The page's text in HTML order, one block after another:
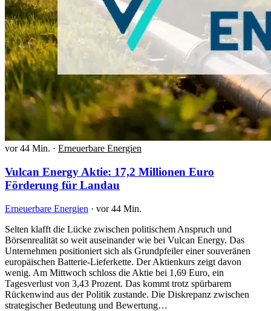
vor 44 Min. · Erneuerbare Energien
Vulcan Energy Aktie: 17,2 Millionen Euro
Förderung für Landau
Erneuerbare Energien · vor 44 Min.
Selten klafft die Lücke zwischen politischem Anspruch und
Börsenrealität so weit auseinander wie bei Vulcan Energy. Das
Unternehmen positioniert sich als Grundpfeiler einer souveränen
europäischen Batterie-Lieferkette. Der Aktienkurs zeigt davon
wenig. Am Mittwoch schloss die Aktie bei 1,69 Euro, ein
Tagesverlust von 3,43 Prozent. Das kommt trotz spürbarem
Rückenwind aus der Politik zustande. Die Diskrepanz zwischen
strategischer Bedeutung und Bewertung…